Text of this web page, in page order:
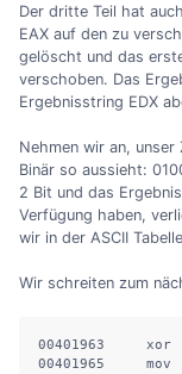
Der dritte Teil hat
EAX auf den zu
gelöscht und das
verschoben. Das
Ergebnisstring EDX
Nehmen wir an, unser
Binär so aussieht:
2 Bit und das
Verfügung haben,
wir in der ASCII
Wir schreiten zum
00401963
00401965